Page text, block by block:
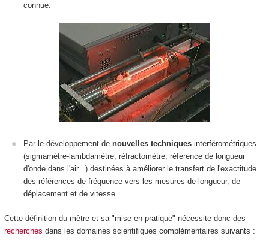
connue.
Par le développement de nouvelles techniques interférométriques
(sigmamètre-lambdamètre, réfractomètre, référence de longueur
d'onde dans l'air...) destinées à améliorer le transfert de l'exactitude
des références de fréquence vers les mesures de longueur, de
déplacement et de vitesse.
Cette définition du mètre et sa "mise en pratique" nécessite donc des
recherches dans les domaines scientifiques complémentaires suivants :